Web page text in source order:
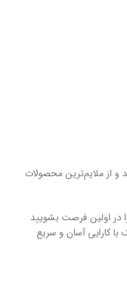
از ملایم‌ترین محصولات
در اولین فرصت بشویید
کارایی آسان و سریع